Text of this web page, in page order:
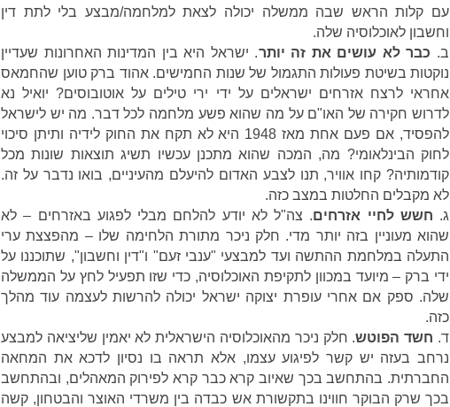
עם קלות הראש שבה ממשלה יכולה לצאת למלחמה/מבצע בלי לתת דין
וחשבון לאוכלוסיה שלה.
ב. כבר לא עושים את זה יותר. ישראל היא בין המדינות האחרונות שעדיין
נוקטות בשיטת פעולות התגמול של שנות החמישים. אהוד ברק טוען שהחמאס
אחראי לרצח אזרחים ישראלים על ידי ירי טילים על אוטובוסים? יואיל נא
לדרוש חקירה של האו"ם על מה שהוא פשע מלחמה לכל דבר. מה יש לישראל
להפסיד, אם פעם אחת מאז 1948 היא לא תקח את החוק לידיה ותיתן סיכוי
לחוק הבינלאומי? מה, המכה שהוא מתכנן עכשיו תשיג תוצאות שונות מכל
קודמותיה? קחו אוויר, תנו לצבע האדום להיעלם מהעיניים, בואו נדבר על זה.
לא מקבלים החלטות במצב כזה.
ג. חשש לחיי אזרחים. צה"ל לא יודע להלחם מבלי לפגוע באזרחים – לא
שהוא מעוניין בזה יותר מדי. חלק ניכר מתורת הלחימה שלו – מהפצצת ערי
התעלה במלחמת ההתשה ועד למבצעי "ענבי זעם" ו"דין וחשבון", שתוכננו על
ידי ברק – מיועד במכוון לתקיפת האוכלוסיה, כדי שזו תפעיל לחץ על הממשלה
שלה. ספק אם אחרי עופרת יצוקה ישראל יכולה להרשות לעצמה עוד מהלך
כזה.
ד. חשד הפוטש. חלק ניכר מהאוכלוסיה הישראלית לא יאמין שליציאה למבצע
נרחב בעזה יש קשר לפיגוע עצמו, אלא תראה בו נסיון לדכא את המחאה
החברתית. בהתחשב בכך שאיוב קרא כבר קרא לפירוק המאהלים, ובהתחשב
בכך שרק הבוקר חווינו בתקשורת אש כבדה בין משרדי האוצר והבטחון, קשה